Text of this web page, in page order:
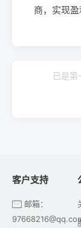
商，实现盈
已是第
客户支持
邮箱：